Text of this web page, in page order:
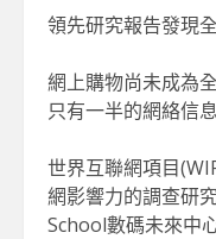
領先研究報告發現
網上購物尚未成為
只有一半的網絡信
世界互聯網項目
網影響力的調查研
School數碼未來中